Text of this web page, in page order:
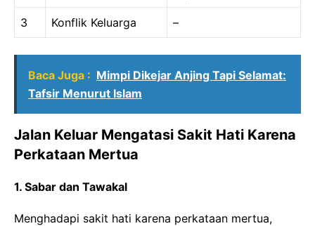
3 Konflik Keluarga –
Baca Juga : Mimpi Dikejar Anjing Tapi Selamat:
Tafsir Menurut Islam
Jalan Keluar Mengatasi Sakit Hati Karena
Perkataan Mertua
1. Sabar dan Tawakal
Menghadapi sakit hati karena perkataan mertua,